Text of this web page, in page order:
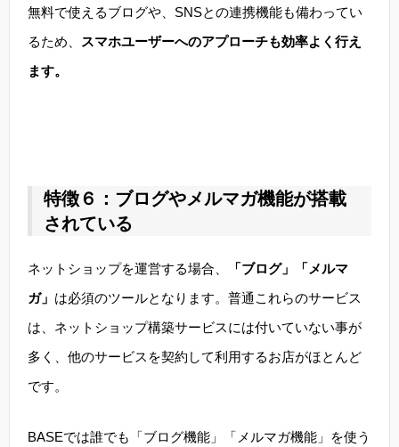
無料で使えるブログや、SNSとの連携機能も備わってい
るため、
スマホユーザーへのアプローチも効率よく行え
ます。
特徴６：ブログやメルマガ機能が搭載
されている
ネットショップを運営する場合、
「ブログ」「メルマ
ガ」 は必須のツールとなります。普通これらのサービス
は、ネットショップ構築サービスには付いていない事が
多く、他のサービスを契約して利用するお店がほとんど
です。
BASEでは誰でも「ブログ機能」「メルマガ機能」を使う